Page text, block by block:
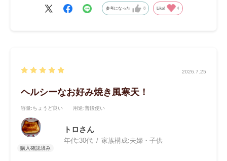
熱湯で溶かして1分まぜて、器にザッと広げて具の偏りを直し
て冷やすだけ、かんてんぱぱらしい簡単手順。
煮こごりやゼリータイプのテリーヌが好きですが、これはまた
個人的には、ごはんのおかずというよりもお酒のつまみに合う
と思いました。
特にこれからの暑い季節に、ビールとともに罪悪感軽めでいた
だけそうです！
参考になった 8 Like! 4
2026.7.25
ヘルシーなお好み焼き風寒天！
容量:ちょうど良い 用途:普段使い
トロさん
年代:30代 家族構成:夫婦・子供